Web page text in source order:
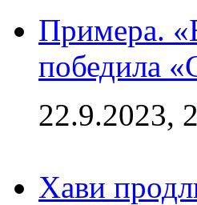
Примера.
победила
22.9.2023,
Хави